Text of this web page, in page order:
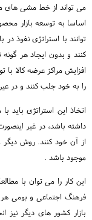
می تواند از خط مشی های
اساسا به توسعه بازار
توانند با استراتژی نفوذ
کنند و بدون ایجاد هر
افزایش مراکز عرضه کالا با
را به خود جلب کنند و در
اتخاذ این استراتژی باید
داشته باشد، در غیر
از آن خود کنند. روش دیگر
موجود باشد .
این کار را می توان با
فرهنگ اجتماعی و بومی
بازار کشور های دیگر نیز